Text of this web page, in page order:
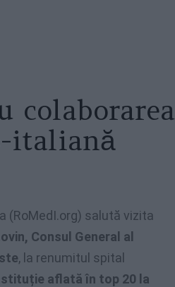
colaborarea
italiană
(RoMedI.org) salută vizita
Consul General al
, la renumitul spital
aflată în top 20 la